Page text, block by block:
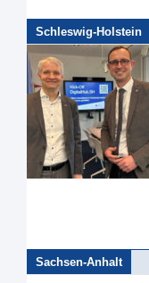
Schleswig-Holstein
Sachsen-Anhalt